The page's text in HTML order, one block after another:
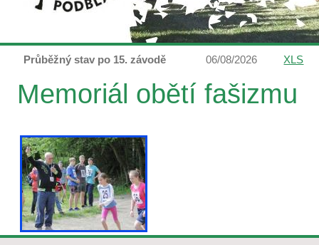
Průběžný stav po 15. závodě 06/08/2026 XLS
Memoriál obětí fašizmu